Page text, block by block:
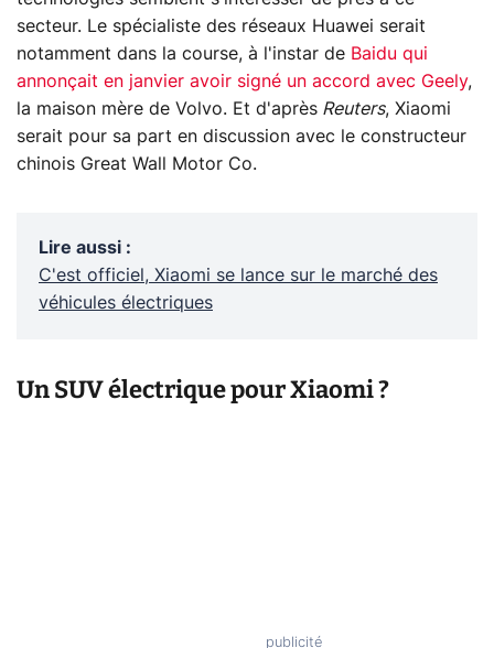
secteur. Le spécialiste des réseaux Huawei serait
notamment dans la course, à l'instar de Baidu qui
annonçait en janvier avoir signé un accord avec Geely,
la maison mère de Volvo. Et d'après Reuters, Xiaomi
serait pour sa part en discussion avec le constructeur
chinois Great Wall Motor Co.
Lire aussi :
C'est officiel, Xiaomi se lance sur le marché des
véhicules électriques
Un SUV électrique pour Xiaomi ?